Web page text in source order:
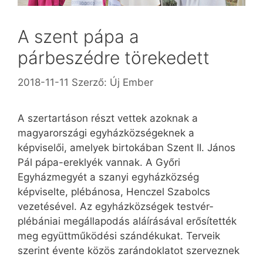
A szent pápa a
párbeszédre törekedett
2018-11-11 Szerző: Új Ember
A szertartáson részt vettek azoknak a
magyarországi egyházközségeknek a
képviselői, amelyek birtokában Szent II. János
Pál pápa-ereklyék vannak. A Győri
Egyházmegyét a szanyi egyházköz­ség
képviselte, plébánosa, Henczel Szabolcs
vezetésével. Az egyházközségek testvér­
plébániai megállapodás aláírásával erősítették
meg együttműködési szándékukat. Terveik
szerint évente közös zarándoklatot szerveznek